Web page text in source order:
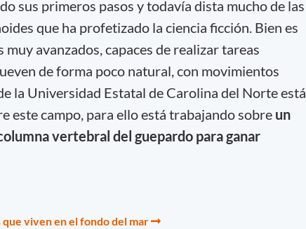
sus primeros pasos y todavía dista mucho de las
que ha profetizado la ciencia ficción. Bien es
avanzados, capaces de realizar tareas
de forma poco natural, con movimientos
la Universidad Estatal de Carolina del Norte está
este campo, para ello está trabajando sobre un
vertebral del guepardo para ganar
que viven en el fondo del mar